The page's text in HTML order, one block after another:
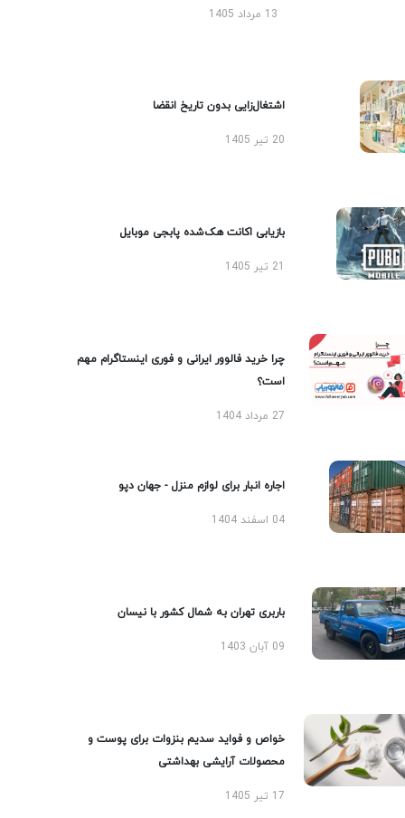
13 مرداد 1405
اشتغال‌زایی بدون تاریخ انقضا
20 تیر 1405
بازیابی اکانت هک‌شده پابجی موبایل
چرا خرید فالوور ایرانی و فوری اینستاگرام مهم
است؟
27 مرداد 1404
اجاره انبار برای لوازم منزل - جهان دپو
04 اسفند 1404
باربری تهران به شمال کشور با نیسان
09 آبان 1403
خواص و فواید سدیم بنزوات برای پوست و
محصولات آرایشی بهداشتی
17 تیر 1405